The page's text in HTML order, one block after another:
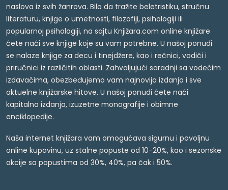
naslova iz svih žanrova. Bilo da tražite beletristiku, stručnu
literaturu, knjige o umetnosti, filozofiji, psihologiji ili
popularnoj psihologiji, na sajtu Knjižara.com online knjižare
ćete naći sve knjige koje su vam potrebne. U našoj ponudi
se nalaze knjige za decu i tinejdžere, kao i rečnici, vodiči i
priručnici iz različitih oblasti. Zahvaljujući saradnji sa vodećim
izdavačima, obezbeđujemo vam najnovija izdanja i sve
aktuelne knjižarske hitove. U našoj ponudi ćete naći
kapitalna izdanja, izuzetne monografije i obimne
enciklopedije.
Naša internet knjižara vam omogućava sigurnu i povoljnu
online kupovinu, uz stalne popuste od 10-20%, kao i sezonske
akcije sa popustima od 30%, 40%, pa čak i 50%.